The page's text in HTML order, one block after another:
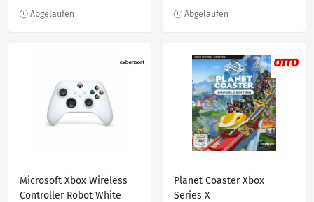
Microsoft Xbox Wireless
Controller Robot White
Planet Coaster Xbox
Series X